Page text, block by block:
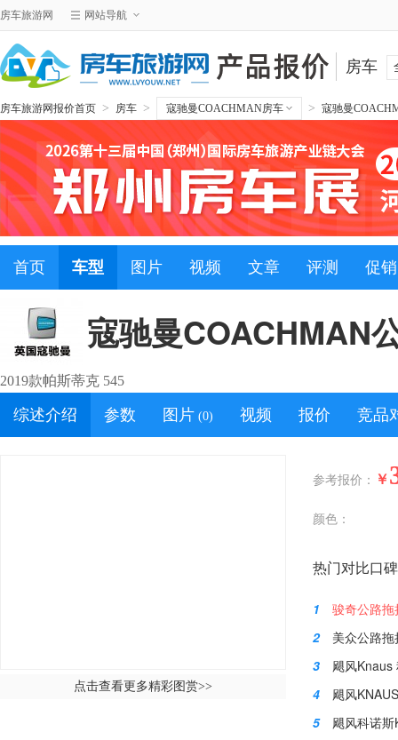
房车旅游网 网站导航
房车
房车旅游网报价首页 > 房车 > 寇驰曼COACHMAN房车 > 寇驰曼
首页 车型 图片 视频 文章 评测 促销
寇驰曼COACHMAN
2019款帕斯蒂克 545
综述介绍 参数 图片 (0) 视频 报价 竞品
点击查看更多精彩图赏>>
参考报价： ￥
颜色：
热门对比口
1
骏奇公路
2
美众公路拖挂
3
飓风Knaus 科
4
飓风KNAUS （
5
飓风科诺斯